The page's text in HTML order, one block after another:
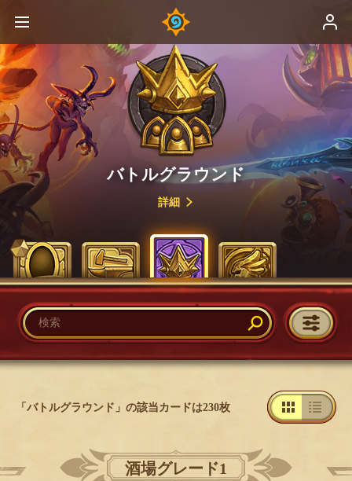
バトルグラウンド
詳細
「バトルグラウンド」の該当カードは230枚
酒場グレード1